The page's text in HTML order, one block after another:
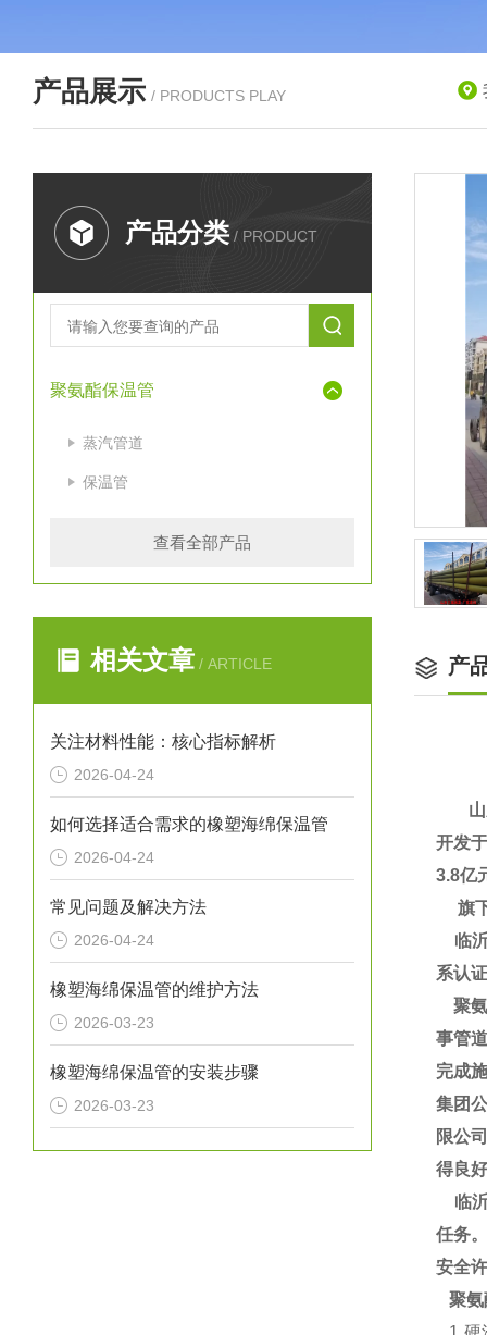
产品展示 / PRODUCTS PLAY
产品分类 / PRODUCT
聚氨酯保温管
蒸汽管道
保温管
查看全部产品
相关文章 / ARTICLE
关注材料性能：核心指标解析
2026-04-24
如何选择适合需求的橡塑海绵保温管
2026-04-24
常见问题及解决方法
2026-04-24
橡塑海绵保温管的维护方法
2026-03-23
橡塑海绵保温管的安装步骤
2026-03-23
产
山东
开发
3.8亿
旗下
临沂
系认
聚氨
事管
完成
集团
限公
得良
临沂
任务
安全
聚氨